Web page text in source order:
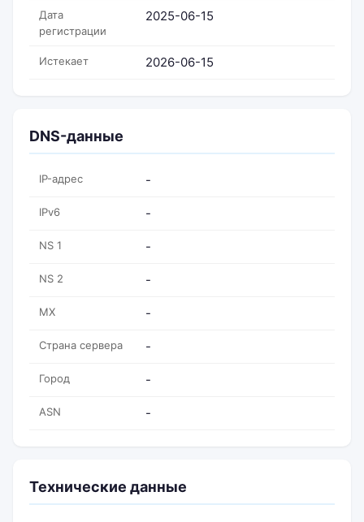
Дата
регистрации
2025-06-15
Истекает 2026-06-15
DNS-данные
IP-адрес -
IPv6 -
NS 1 -
NS 2 -
MX -
Страна сервера -
Город -
ASN -
Технические данные